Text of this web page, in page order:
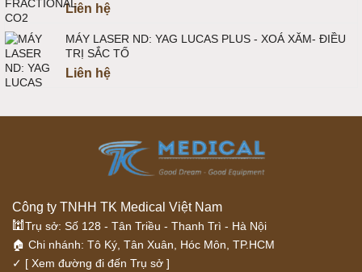
Liên hệ
MÁY LASER ND: YAG LUCAS PLUS - XOÁ XĂM- ĐIỀU
TRỊ SẮC TỐ
Liên hệ
Công ty TNHH TK Medical Việt Nam
🕍 Trụ sở: Số 128 - Tân Triều - Thanh Trì - Hà Nội
🏠 Chi nhánh: Tô Ký, Tân Xuân, Hóc Môn, TP.HCM
✓ [ Xem đường đi đến Trụ sở ]